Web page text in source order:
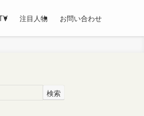
注目人物 お問い合わせ
検索